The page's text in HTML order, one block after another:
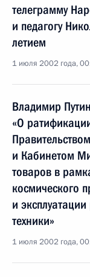
телеграмму
и педагогу
летием
1 июля 2002 года,
Владимир
«О
и Кабинетом
товаров в
космического
и
техники»
1 июля 2002 года,